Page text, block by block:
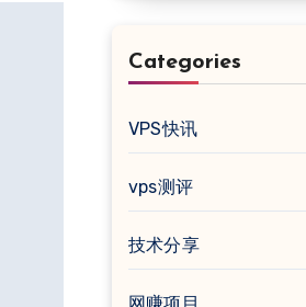
Categories
VPS快讯
vps测评
技术分享